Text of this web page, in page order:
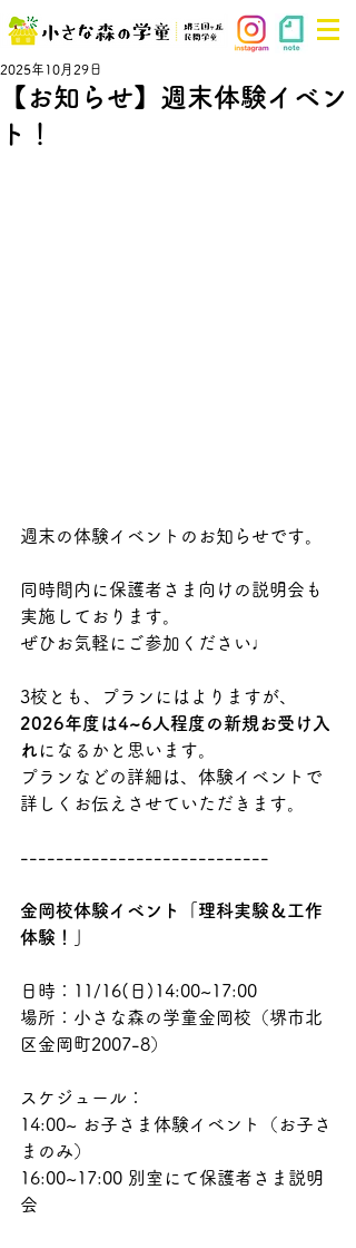
【お知らせ】週末体験イベン
ト！
2025年10月29日
週末の体験イベントのお知らせです。
同時間内に保護者さま向けの説明会も
実施しております。
ぜひお気軽にご参加ください♩
3校とも、プランにはよりますが、
2026年度は4~6人程度の新規お受け入
れ になるかと思います。
プランなどの詳細は、体験イベントで
詳しくお伝えさせていただきます。
----------------------------
金岡校体験イベント「理科実験＆工作
体験！」
日時：11/16(日)14:00~17:00
場所：小さな森の学童金岡校（堺市北
区金岡町2007-8）
スケジュール：
14:00~ お子さま体験イベント（お子さ
まのみ）
16:00~17:00 別室にて保護者さま説明
会